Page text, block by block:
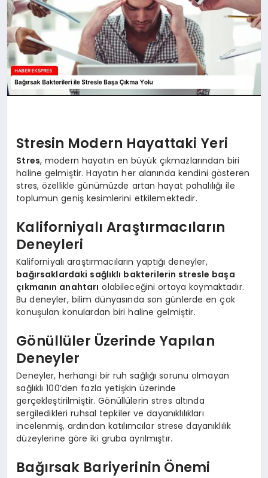
Stresin Modern Hayattaki Yeri
Stres, modern hayatın en büyük çıkmazlarından biri
haline gelmiştir. Hayatın her alanında kendini gösteren
stres, özellikle günümüzde artan hayat pahalılığı ile
toplumun geniş kesimlerini etkilemektedir.
Kaliforniyalı Araştırmacıların
Deneyleri
Kaliforniyalı araştırmacıların yaptığı deneyler,
bağırsaklardaki sağlıklı bakterilerin stresle başa
çıkmanın anahtarı olabileceğini ortaya koymaktadır.
Bu deneyler, bilim dünyasında son günlerde en çok
konuşulan konulardan biri haline gelmiştir.
Gönüllüler Üzerinde Yapılan
Deneyler
Deneyler, herhangi bir ruh sağlığı sorunu olmayan
sağlıklı 100’den fazla yetişkin üzerinde
gerçekleştirilmiştir. Gönüllülerin stres altında
sergiledikleri ruhsal tepkiler ve dayanıklılıkları
incelenmiş, ardından katılımcılar strese dayanıklılık
düzeylerine göre iki gruba ayrılmıştır.
Bağırsak Bariyerinin Önemi